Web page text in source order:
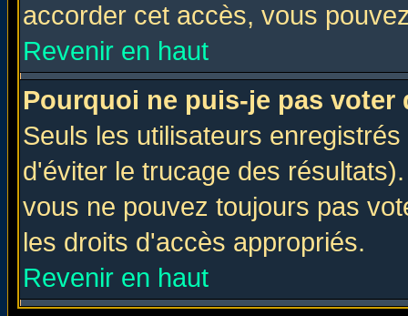
accorder cet accès, vous
Revenir en haut
Pourquoi ne puis-je pas voter
Seuls les utilisateurs
d'éviter le trucage des
vous ne pouvez toujours pas
les droits d'accès appropriés.
Revenir en haut